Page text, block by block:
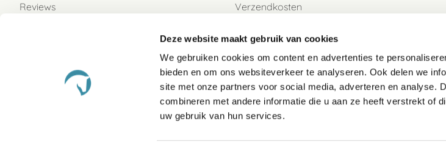
Deze website maakt gebruik van cookies
We gebruiken cookies om content en advertenties te
bieden en om ons websiteverkeer te analyseren. Ook delen we
site met onze partners voor social media, adverteren en analyse.
combineren met andere informatie die u aan ze heeft verstrekt of
uw gebruik van hun services.
Reviews
Verzendkosten
Betaalwijzen
Retour
Retour sturen als gast
Garantie
Veelgestelde vragen